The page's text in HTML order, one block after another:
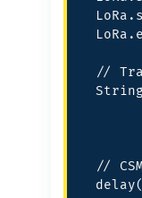
//
//